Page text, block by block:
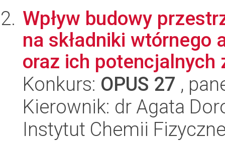
Wpływ budowy
na składniki wtórnego
oraz ich potencjalnych
Konkurs: OPUS 27 ,
Kierownik: dr Agata
Instytut Chemii